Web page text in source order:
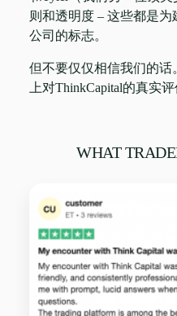
则和透明度 – 这些都是
公司的标志。
但不要仅仅相信我们的话
上对ThinkCapital的真实评
WHAT